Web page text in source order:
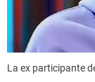
La ex participante